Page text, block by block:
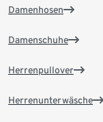
Damenhosen
Damenschuhe
Herrenpullover
Herrenunterwäsche